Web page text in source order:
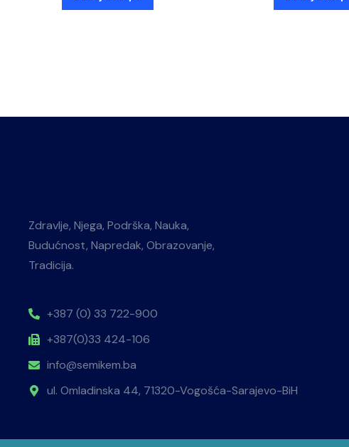
Zdravlje, Njega, Podrška, Nauka,
Budućnost, Napredak, Obrazovanje,
Tradicija.
+387 (0) 33 722-900
+387(0)33 424-106
info@semikem.ba
ul. Omladinska 44, 71320-Vogošća-Sarajevo-BiH